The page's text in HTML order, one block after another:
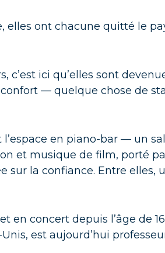
elles ont chacune quitté le
c’est ici qu’elles sont
— quelque chose de
en piano-bar — un
et musique de film, porté
sur la confiance. Entre
concert depuis l’âge de
est aujourd’hui